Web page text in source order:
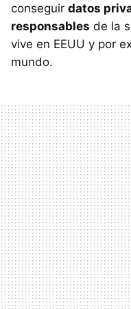
conseguir datos
responsables de la
vive en EEUU y por
mundo.